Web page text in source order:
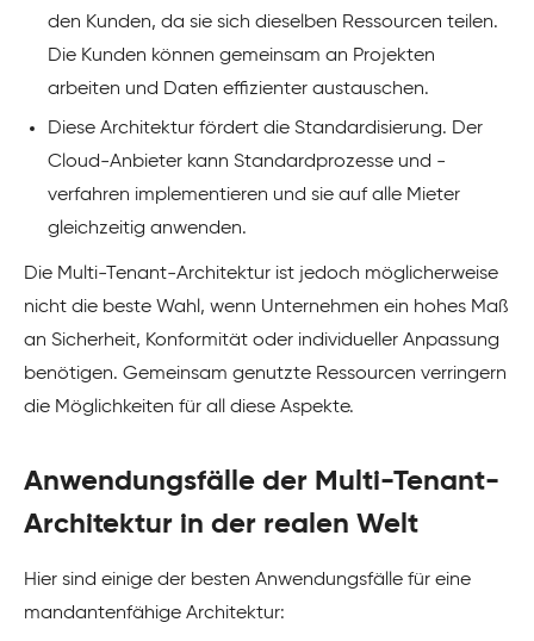
den Kunden, da sie sich dieselben Ressourcen teilen.
Die Kunden können gemeinsam an Projekten
arbeiten und Daten effizienter austauschen.
Diese Architektur fördert die Standardisierung. Der
Cloud-Anbieter kann Standardprozesse und -
verfahren implementieren und sie auf alle Mieter
gleichzeitig anwenden.
Die Multi-Tenant-Architektur ist jedoch möglicherweise
nicht die beste Wahl, wenn Unternehmen ein hohes Maß
an Sicherheit, Konformität oder individueller Anpassung
benötigen. Gemeinsam genutzte Ressourcen verringern
die Möglichkeiten für all diese Aspekte.
Anwendungsfälle der Multi-Tenant-
Architektur in der realen Welt
Hier sind einige der besten Anwendungsfälle für eine
mandantenfähige Architektur: